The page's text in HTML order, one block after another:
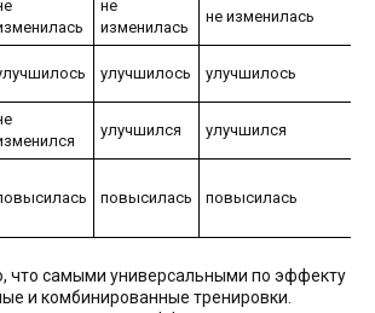
не
изменилась
не изменилась
улучшилось улучшилось
улучшился улучшился
повысилась повысилась
что самыми универсальными по эффекту
и комбинированные тренировки.